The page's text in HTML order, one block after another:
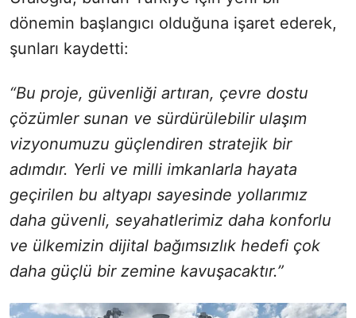
dönemin başlangıcı olduğuna işaret ederek,
şunları kaydetti:
“Bu proje, güvenliği artıran, çevre dostu
çözümler sunan ve sürdürülebilir ulaşım
vizyonumuzu güçlendiren stratejik bir
adımdır. Yerli ve milli imkanlarla hayata
geçirilen bu altyapı sayesinde yollarımız
daha güvenli, seyahatlerimiz daha konforlu
ve ülkemizin dijital bağımsızlık hedefi çok
daha güçlü bir zemine kavuşacaktır.”